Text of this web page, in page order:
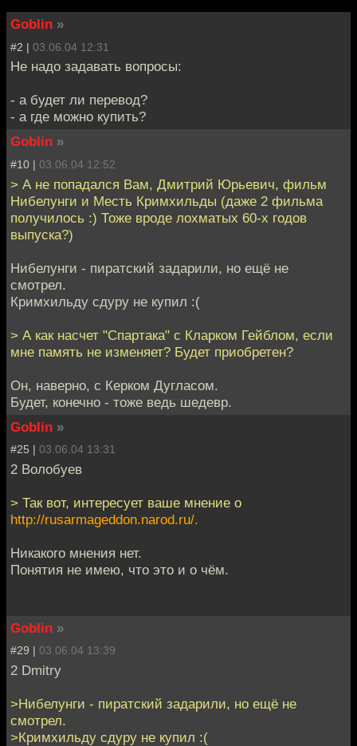
Goblin »
#2 | 03.06.04 12:31
Не надо задавать вопросы:
- а будет ли перевод?
- а где можно купить?
Goblin »
#10 | 03.06.04 12:52
> А не попадался Вам, Дмитрий Юрьевич, фильм
Нибелунги и Месть Кримхильды (даже 2 фильма
получилось :) Тоже вроде лохматых 60-х годов
выпуска?)
Нибелунги - пиратский задарили, но ещё не
смотрел.
Кримхильду сдуру не купил :(
> А как насчет "Спартака" с Кларком Гейблом, если
мне память не изменяет? Будет приобретен?
Он, наверно, с Керком Дугласом.
Будет, конечно - тоже ведь шедевр.
Goblin »
#25 | 03.06.04 13:31
2 Волобуев
> Так вот, интересует ваше мнение о
http://rusarmageddon.narod.ru/.
Никакого мнения нет.
Понятия не имею, что это и о чём.
Goblin »
#29 | 03.06.04 13:39
2 Dmitry
>Нибелунги - пиратский задарили, но ещё не
смотрел.
>Кримхильду сдуру не купил :(